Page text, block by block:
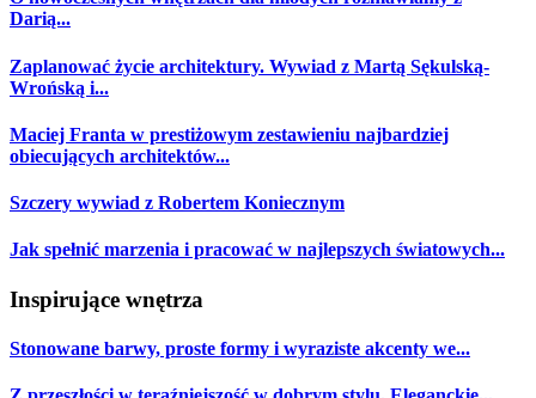
Darią...
Zaplanować życie architektury. Wywiad z Martą Sękulską-
Wrońską i...
Maciej Franta w prestiżowym zestawieniu najbardziej
obiecujących architektów...
Szczery wywiad z Robertem Koniecznym
Jak spełnić marzenia i pracować w najlepszych światowych...
Inspirujące wnętrza
Stonowane barwy, proste formy i wyraziste akcenty we...